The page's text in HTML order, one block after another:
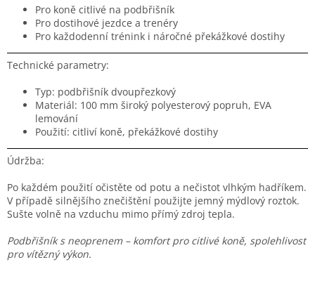
Pro koně citlivé na podbřišník
Pro dostihové jezdce a trenéry
Pro každodenní trénink i náročné překážkové dostihy
Technické parametry:
Typ: podbřišník dvoupřezkový
Materiál: 100 mm široký polyesterový popruh, EVA
lemování
Použití: citliví koně, překážkové dostihy
Údržba:
Po každém použití očistěte od potu a nečistot vlhkým hadříkem.
V případě silnějšího znečištění použijte jemný mýdlový roztok.
Sušte volně na vzduchu mimo přímý zdroj tepla.
Podbřišník s neoprenem – komfort pro citlivé koně, spolehlivost
pro vítězný výkon.